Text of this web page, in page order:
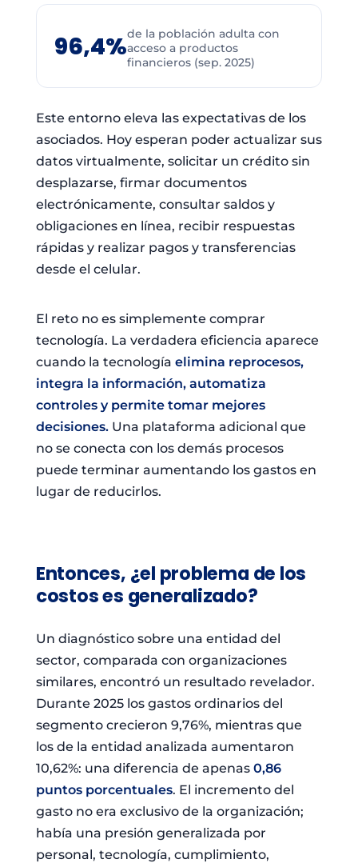
96,4%de la población adulta con
acceso a productos
financieros (sep. 2025)
Este entorno eleva las expectativas de los
asociados. Hoy esperan poder actualizar sus
datos virtualmente, solicitar un crédito sin
desplazarse, firmar documentos
electrónicamente, consultar saldos y
obligaciones en línea, recibir respuestas
rápidas y realizar pagos y transferencias
desde el celular.
El reto no es simplemente comprar
tecnología. La verdadera eficiencia aparece
cuando la tecnología elimina reprocesos,
integra la información, automatiza
controles y permite tomar mejores
decisiones.Una plataforma adicional que
no se conecta con los demás procesos
puede terminar aumentando los gastos en
lugar de reducirlos.
Entonces, ¿el problema de los
costos es generalizado?
Un diagnóstico sobre una entidad del
sector, comparada con organizaciones
similares, encontró un resultado revelador.
Durante 2025 los gastos ordinarios del
segmento crecieron 9,76%, mientras que
los de la entidad analizada aumentaron
10,62%: una diferencia de apenas 0,86
puntos porcentuales. El incremento del
gasto no era exclusivo de la organización;
había una presión generalizada por
personal, tecnología, cumplimiento,